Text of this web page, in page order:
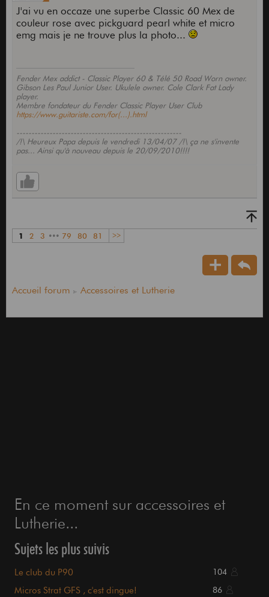
J'ai vu en occaze une superbe Classic 60 Mex de
couleur rose avec pickguard pearl white et micro
emg mais je ne trouve plus la photo...
Fender Mex addict - Classic Player 60 & Télé 50 Road Worn owner.
Gibson Les Paul Junior User. Ukulele owner. Cole Clark Fat Lady
player.
Membre fondateur du Fender Classic Player User Club
https://www.guitariste.com/for(...).html
-------------------------------------------------------
/!\ Heureux Papa depuis le vendredi 13/04/07 /!\ ça ne s'invente
pas... Ainsi qu'à nouveau depuis le 20/09/2010!!!!
1 2 3 ••• 79 80 81 >>
Accueil forum Accessoires et Lutherie
En ce moment sur accessoires et
Lutherie...
Sujets les plus suivis
Le club du P90 104
Micros Strat GFS , c'est dingue! 86